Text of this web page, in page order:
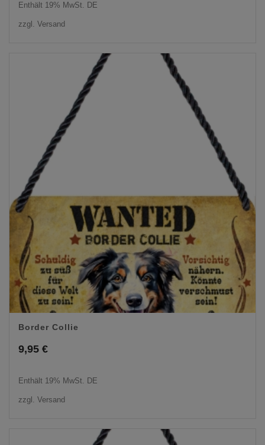
Enthält 19% MwSt. DE
zzgl. Versand
Border Collie
9,95 €
Enthält 19% MwSt. DE
zzgl. Versand